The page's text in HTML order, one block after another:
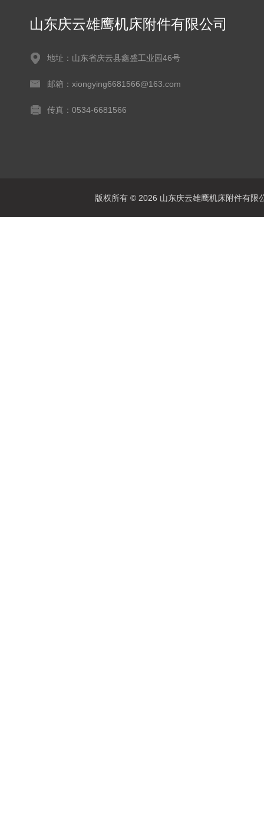
山东庆云雄鹰机床附件有限公司
地址：山东省庆云县鑫盛工业园46号
邮箱：xiongying6681566@163.com
传真：0534-6681566
版权所有 © 2026 山东庆云雄鹰机床附件有